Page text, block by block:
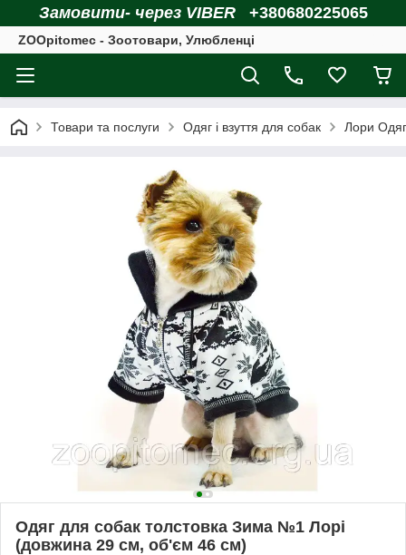
Замовити- через VIBER +380680225065
ZOOpitomec - Зоотовари, Улюбленці
Товари та послуги Одяг і взуття для собак Лори
Одяг для собак толстовка Зима №1 Лорі
(довжина 29 см, об'єм 46 см)